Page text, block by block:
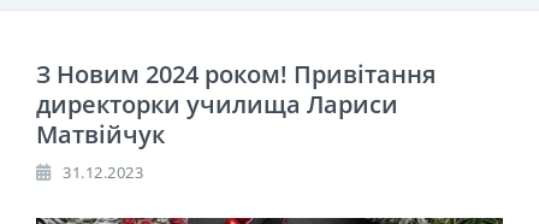
З Новим 2024 роком! Привітання
директорки училища Лариси
Матвійчук
31.12.2023